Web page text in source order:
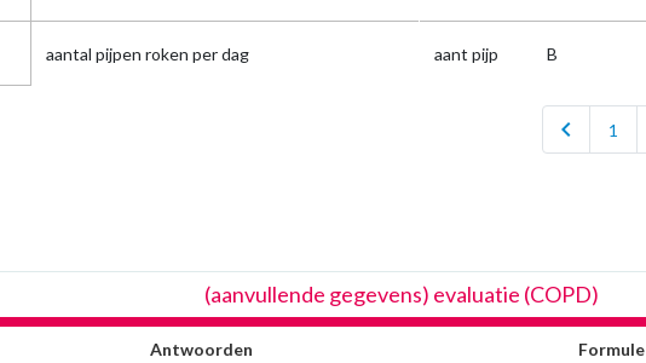
aantal pijpen roken per dag aant pijp B
chevron_left 1
(aanvullende gegevens) evaluatie (COPD)
Antwoorden Formule